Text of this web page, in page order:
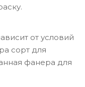
от условий
сорт для
фанера для